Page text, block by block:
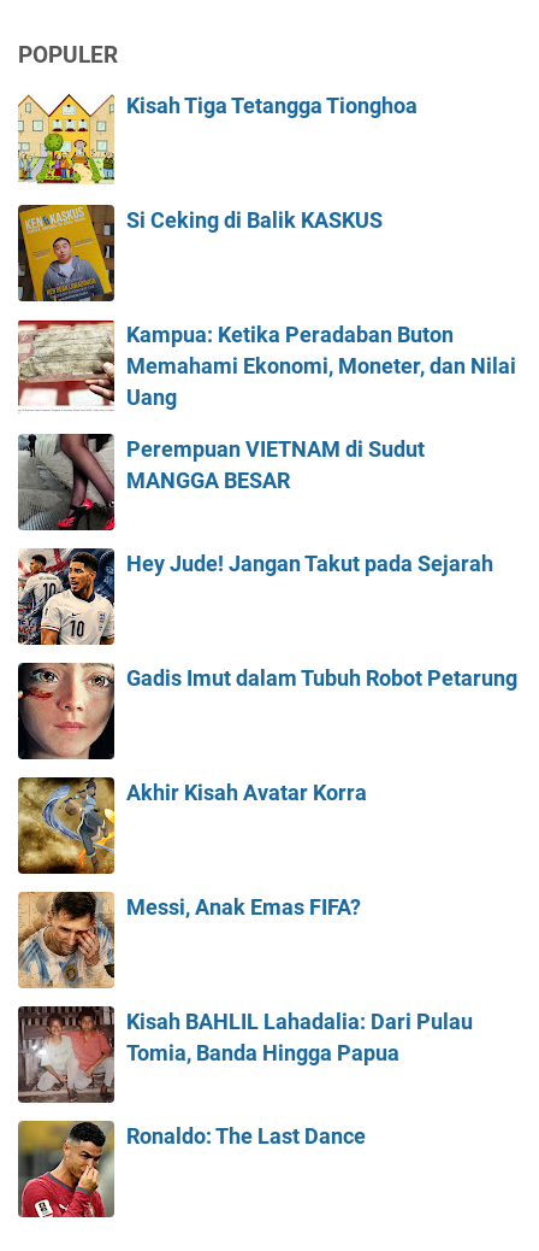
POPULER
Kisah Tiga Tetangga Tionghoa
Si Ceking di Balik KASKUS
Kampua: Ketika Peradaban Buton
Memahami Ekonomi, Moneter, dan Nilai
Uang
Perempuan VIETNAM di Sudut
MANGGA BESAR
Hey Jude! Jangan Takut pada Sejarah
Gadis Imut dalam Tubuh Robot Petarung
Akhir Kisah Avatar Korra
Messi, Anak Emas FIFA?
Kisah BAHLIL Lahadalia: Dari Pulau
Tomia, Banda Hingga Papua
Ronaldo: The Last Dance